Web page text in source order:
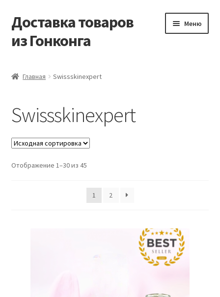
Перейти
к
навигации
Перейти
к
содержимому
Доставка товаров
из Гонконга
Меню
Корзина
Мой аккаунт
Новости
Главная Swissskinexpert
Swissskinexpert
Отображение 1–30 из 45
1 2